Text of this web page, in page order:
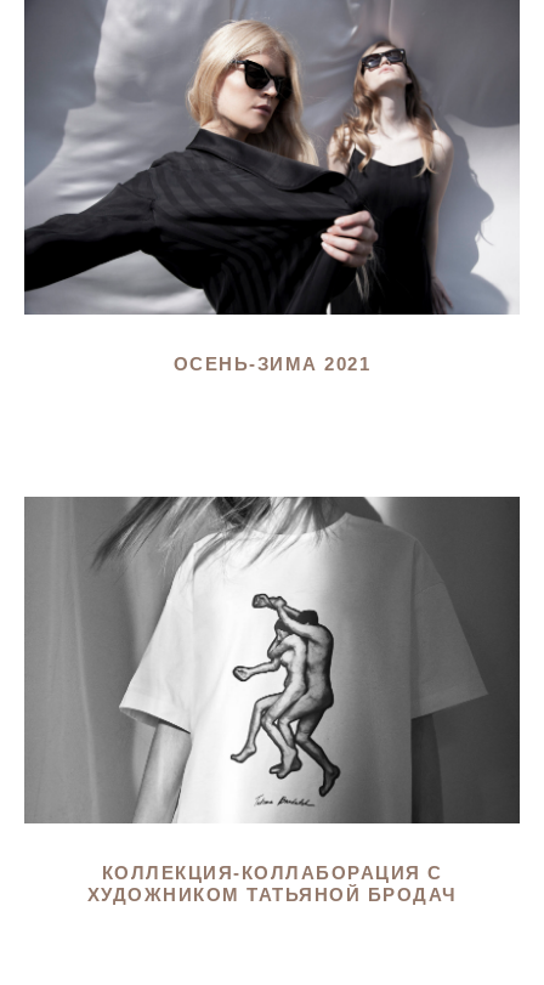
ОСЕНЬ-ЗИМА 2021
КОЛЛЕКЦИЯ-КОЛЛАБОРАЦИЯ С
ХУДОЖНИКОМ ТАТЬЯНОЙ БРОДАЧ